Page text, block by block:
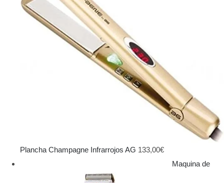
Plancha Champagne Infrarrojos AG 133,00€
Maquina de